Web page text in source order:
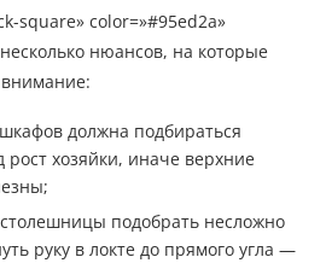
square» color=»#95ed2a»
нюансов, на которые
должна подбираться
рост хозяйки, иначе верхние
подобрать несложно
руку в локте до прямого угла —